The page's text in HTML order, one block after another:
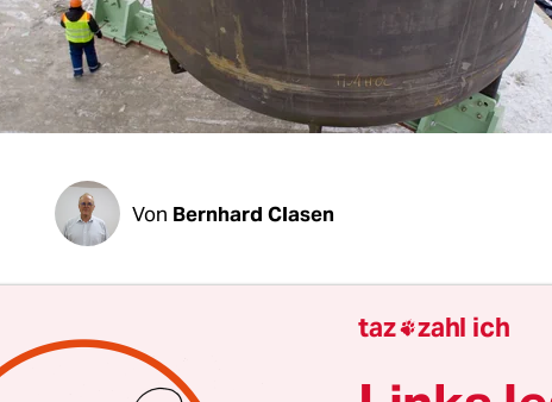
Von Bernhard Clasen
Russlands bekannteste Anti-
Montag in Kaliningrad vor Gericht. Der
russischen Justizministerium vorgeworfen,
taz zahl ich